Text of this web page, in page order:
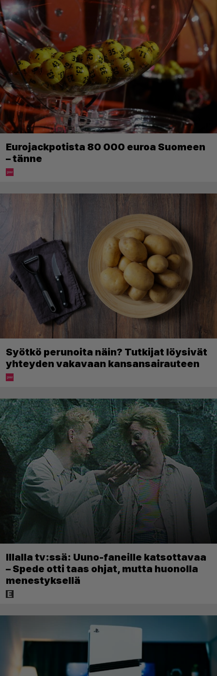
Eurojackpotista 80 000 euroa Suomeen
– tänne
Syötkö perunoita näin? Tutkijat löysivät
yhteyden vakavaan kansansairauteen
Illalla tv:ssä: Uuno-faneille katsottavaa
– Spede otti taas ohjat, mutta huonolla
menestyksellä